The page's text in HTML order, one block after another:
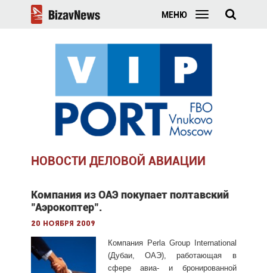
МЕНЮ
НОВОСТИ ДЕЛОВОЙ АВИАЦИИ
Компания из ОАЭ покупает полтавский
"Аэрокоптер".
20 ноября 2009
Компания Perla Group International
(Дубаи, ОАЭ), работающая в
сфере авиа- и бронированной